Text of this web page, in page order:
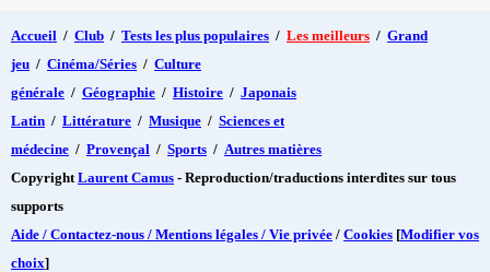
Accueil / Club / Tests les plus populaires / Les meilleurs / Grand
jeu / Cinéma/Séries / Culture
générale / Géographie / Histoire / Japonais
Latin / Littérature / Musique / Sciences et
médecine / Provençal / Sports / Autres matières
Copyright Laurent Camus - Reproduction/traductions interdites sur tous
supports
Aide / Contactez-nous / Mentions légales / Vie privée / Cookies [Modifier vos
choix]